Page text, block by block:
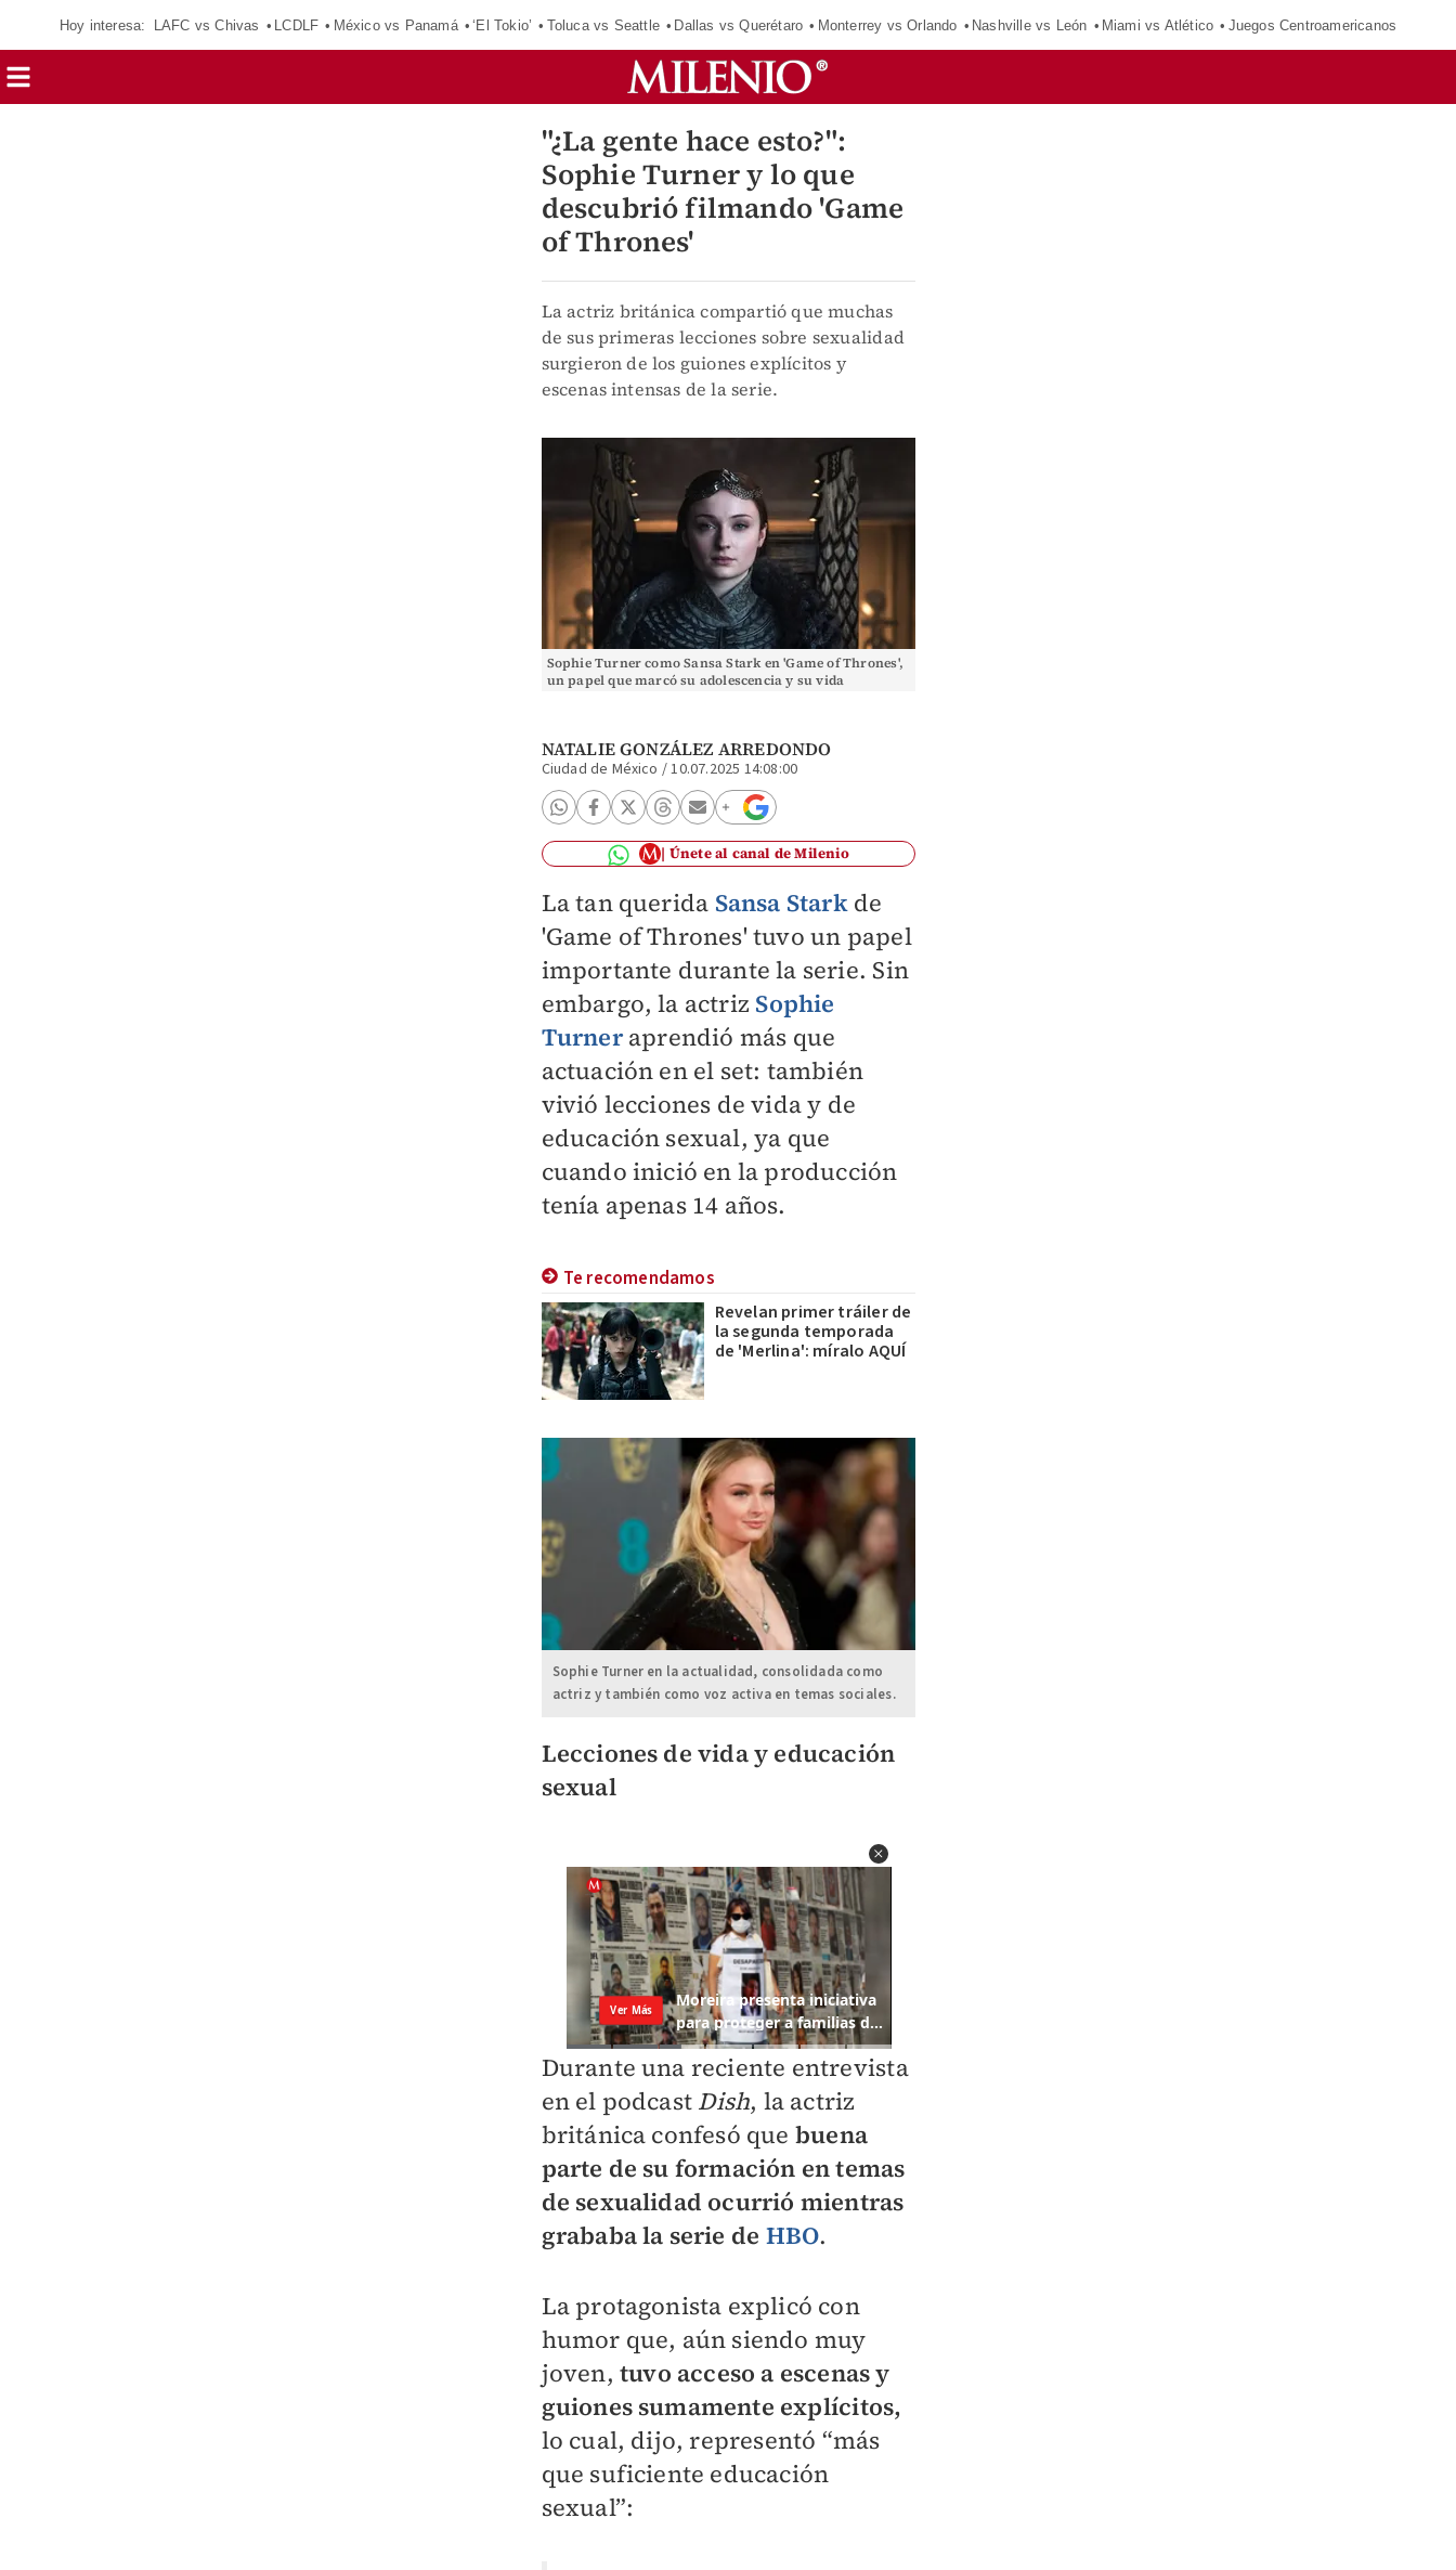
Hoy interesa: LAFC vs Chivas LCDLF México vs Panamá ‘El Tokio’ Toluca vs Seattle Dallas vs Querétaro Monterrey vs Orlando Nashville vs León Miami vs Atlético Juegos Centroamericanos
"¿La gente hace esto?":
Sophie Turner y lo que
descubrió filmando 'Game
of Thrones'
La actriz británica compartió que muchas
de sus primeras lecciones sobre sexualidad
surgieron de los guiones explícitos y
escenas intensas de la serie.
Sophie Turner como Sansa Stark en 'Game of Thrones',
un papel que marcó su adolescencia y su vida
NATALIE GONZÁLEZ ARREDONDO
Ciudad de México /10.07.2025 14:08:00
Únete al canal de Milenio
La tan querida Sansa Stark de
'Game of Thrones' tuvo un papel
importante durante la serie. Sin
embargo, la actriz Sophie
Turneraprendió más que
actuación en el set: también
vivió lecciones de vida y de
educación sexual, ya que
cuando inició en la producción
tenía apenas 14 años.
Te recomendamos
Revelan primer tráiler de
la segunda temporada
de 'Merlina': míralo AQUÍ
Sophie Turner en la actualidad, consolidada como
actriz y también como voz activa en temas sociales.
Lecciones de vida y educación
sexual
Durante una reciente entrevista
en el podcast Dish, la actriz
británica confesó que buena
parte de su formación en temas
de sexualidad ocurrió mientras
grababa la serie de HBO.
La protagonista explicó con
humor que, aún siendo muy
joven, tuvo acceso a escenas y
guiones sumamente explícitos,
lo cual, dijo, representó “más
que suficiente educación
sexual”: